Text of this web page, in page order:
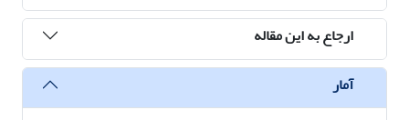
ارجاع به این مقاله
آمار